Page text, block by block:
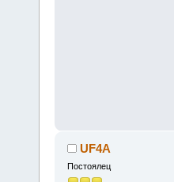
UF4A
Постоялец